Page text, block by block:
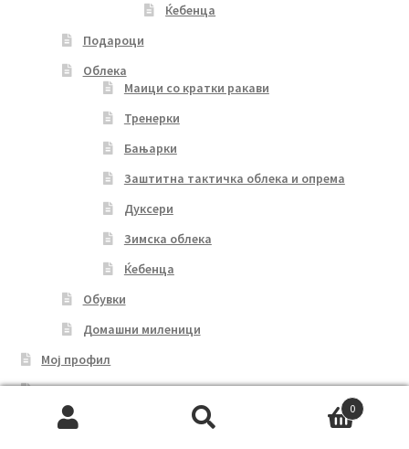
Ќебенца
Подароци
Облека
Маици со кратки ракави
Тренерки
Бањарки
Заштитна тактичка облека и опрема
Дуксери
Зимска облека
Ќебенца
Обувки
Домашни миленици
Мој профил
Кошничка
Резервирани производи
0